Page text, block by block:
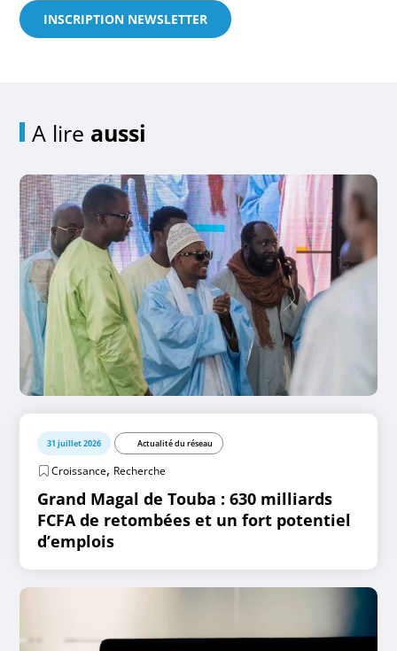
INSCRIPTION NEWSLETTER
A lire aussi
31 juillet 2026 Actualité du réseau
Croissance, Recherche
Grand Magal de Touba : 630 milliards
FCFA de retombées et un fort potentiel
d’emplois